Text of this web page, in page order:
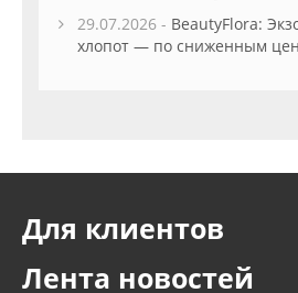
29.07.2026 - BeautyFlora:
хлопот — по сниженным
Для клиентов
Лента новостей